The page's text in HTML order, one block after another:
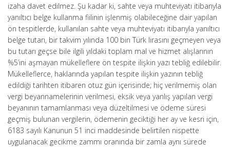
izaha davet edilmez. Şu kadar ki, sahte veya muhteviyatı itibarıyla
yanıltıcı belge kullanma fiilinin işlenmiş olabileceğine dair yapılan
ön tespitlerde, kullanılan sahte veya muhteviyatı itibarıyla yanıltıcı
belge tutarı, bir takvim yılında 100 bin Türk lirasını geçmeyen veya
bu tutarı geçse bile ilgili yıldaki toplam mal ve hizmet alışlarının
%5’ini aşmayan mükelleflere ön tespite ilişkin yazı tebliğ edilebilir.
Mükelleflerce, haklarında yapılan tespite ilişkin yazının tebliğ
edildiği tarihten itibaren otuz gün içerisinde; hiç verilmemiş olan
vergi beyannamelerinin verilmesi, eksik veya yanlış yapılan vergi
beyanının tamamlanması veya düzeltilmesi ve ödeme süresi
geçmiş bulunan vergilerin, ödemenin geciktiği her ay ve kesri için,
6183 sayılı Kanunun 51 inci maddesinde belirtilen nispette
uygulanacak gecikme zammı oranında bir zamla aynı sürede